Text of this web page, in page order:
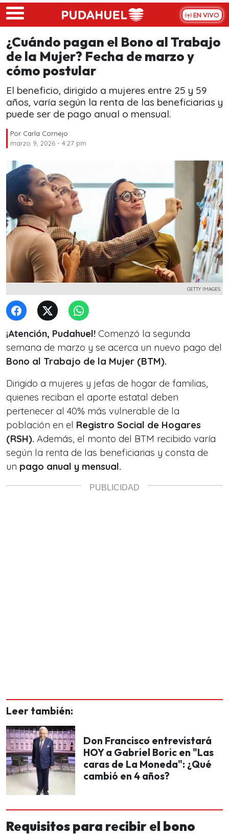
Skip to main content
EN VIVO
¿Cuándo pagan el Bono al Trabajo
de la Mujer? Fecha de marzo y
cómo postular
El beneficio, dirigido a mujeres entre 25 y 59
años, varía según la renta de las beneficiarias y
puede ser de pago anual o mensual.
Por Carla Cornejo
marzo 9, 2026 - 4:27 pm
GETTY IMAGES
¡Atención, Pudahuel! Comenzó la segunda
semana de marzo y se acerca un nuevo pago del
Bono al Trabajo de la Mujer (BTM).
Dirigido a mujeres y jefas de hogar de familias,
quienes reciban el aporte estatal deben
pertenecer al 40% más vulnerable de la
población en el Registro Social de Hogares
(RSH). Además, el monto del BTM recibido varía
según la renta de las beneficiarias y consta de
un pago anual y mensual.
Leer también:
Don Francisco entrevistará
HOY a Gabriel Boric en "Las
caras de La Moneda": ¿Qué
cambió en 4 años?
Requisitos para recibir el bono